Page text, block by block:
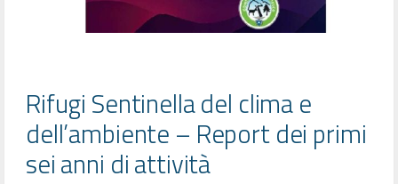
Rifugi Sentinella del clima e
dell’ambiente – Report dei primi
sei anni di attività